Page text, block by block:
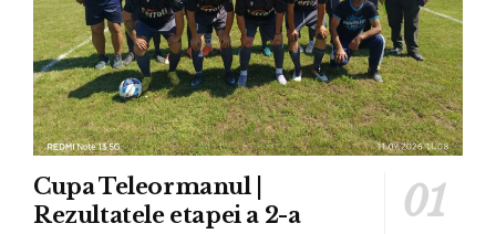
Cupa Teleormanul |
Rezultatele etapei a 2-a